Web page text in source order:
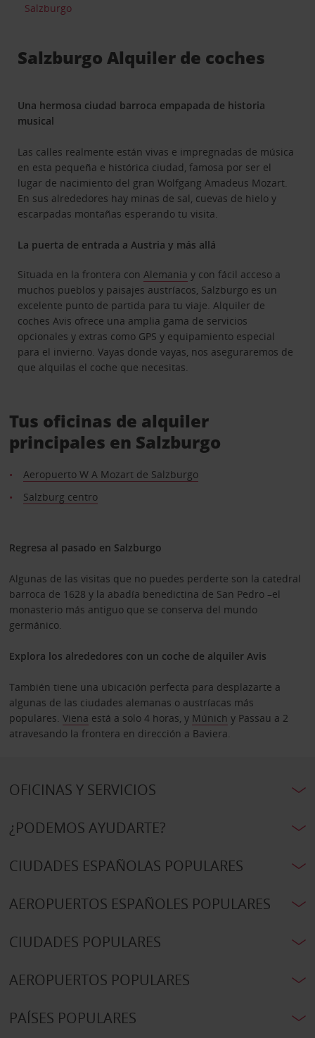
Salzburgo
Salzburgo Alquiler de coches
Una hermosa ciudad barroca empapada de historia
musical
Las calles realmente están vivas e impregnadas de música
en esta pequeña e histórica ciudad, famosa por ser el
lugar de nacimiento del gran Wolfgang Amadeus Mozart.
En sus alrededores hay minas de sal, cuevas de hielo y
escarpadas montañas esperando tu visita.
La puerta de entrada a Austria y más allá
Situada en la frontera con Alemania y con fácil acceso a
muchos pueblos y paisajes austríacos, Salzburgo es un
excelente punto de partida para tu viaje. Alquiler de
coches Avis ofrece una amplia gama de servicios
opcionales y extras como GPS y equipamiento especial
para el invierno. Vayas donde vayas, nos aseguraremos de
que alquilas el coche que necesitas.
Tus oficinas de alquiler
principales en Salzburgo
Aeropuerto W A Mozart de Salzburgo
Salzburg centro
Regresa al pasado en Salzburgo
Algunas de las visitas que no puedes perderte son la catedral
barroca de 1628 y la abadía benedictina de San Pedro –el
monasterio más antiguo que se conserva del mundo
germánico.
Explora los alrededores con un coche de alquiler Avis
También tiene una ubicación perfecta para desplazarte a
algunas de las ciudades alemanas o austríacas más
populares. Viena está a solo 4 horas, y Múnich y Passau a 2
atravesando la frontera en dirección a Baviera.
OFICINAS Y SERVICIOS
¿PODEMOS AYUDARTE?
CIUDADES ESPAÑOLAS POPULARES
AEROPUERTOS ESPAÑOLES POPULARES
CIUDADES POPULARES
AEROPUERTOS POPULARES
PAÍSES POPULARES